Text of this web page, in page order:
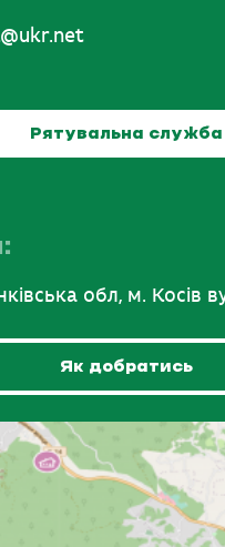
Рятувальна служба
обл, м. Косів
Як добратись